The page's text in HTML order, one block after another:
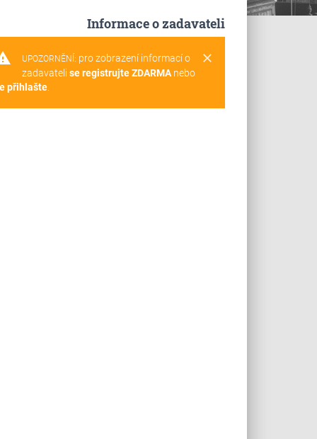
Informace o zadavateli
clear
UPOZORNĚNÍ: pro zobrazení informací o
zadavateli se registrujte ZDARMAnebo
přihlašte.